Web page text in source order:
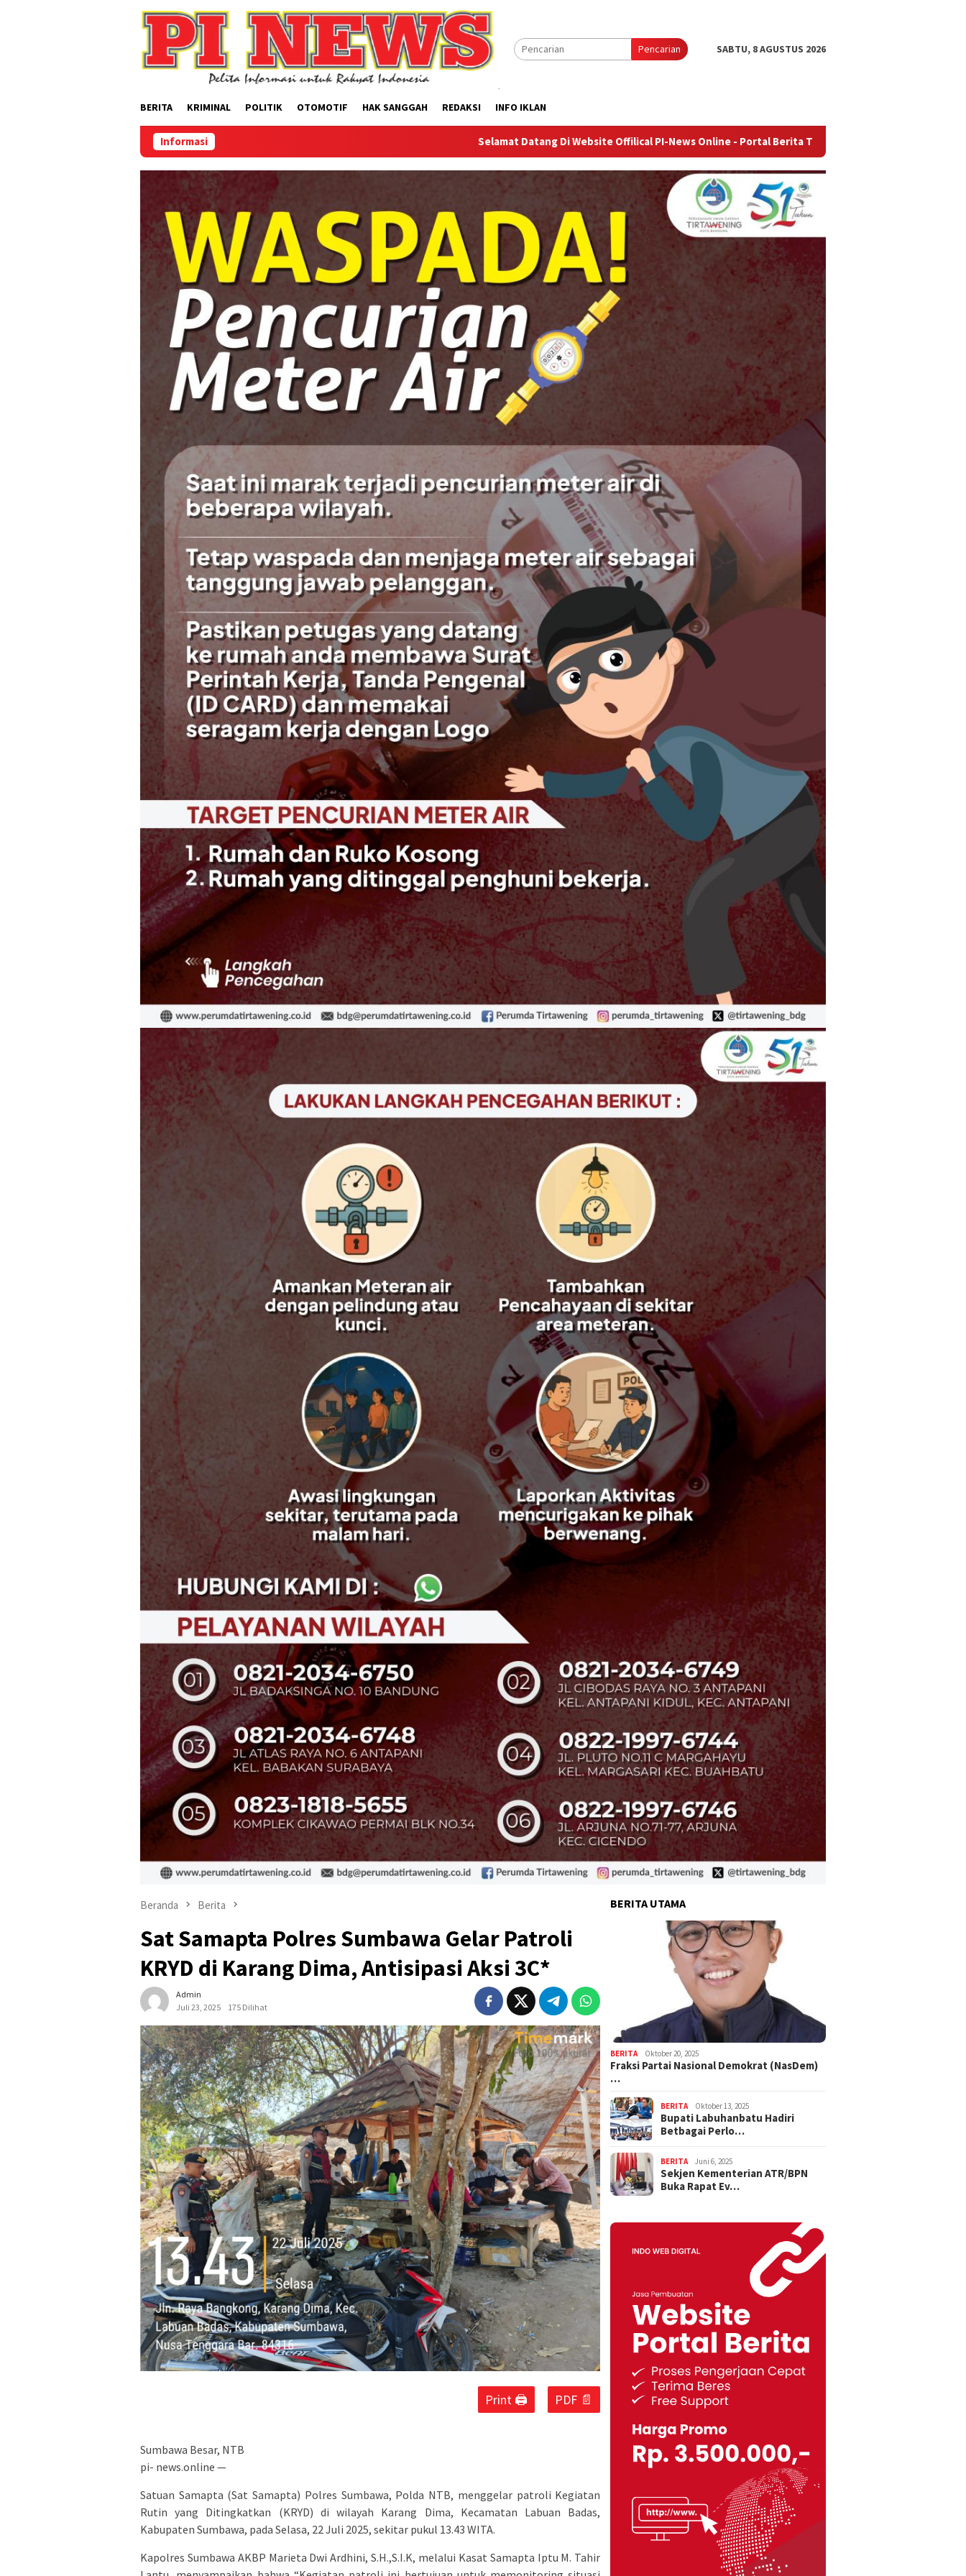
Pencarian
SABTU, 8 AGUSTUS 2026
BERITA KRIMINAL POLITIK OTOMOTIF HAK SANGGAH REDAKSI INFO IKLAN
Informasi Selamat Datang Di Website Offilical PI-News Online - Portal Berita Terupdate & Terpercaya
Beranda Berita
Sat Samapta Polres Sumbawa Gelar Patroli
KRYD di Karang Dima, Antisipasi Aksi 3C*
Admin
Juli 23, 2025
175 Dilihat
Print 🖨 PDF 📄
Sumbawa Besar, NTB
pi- news.online —
Satuan Samapta (Sat Samapta) Polres Sumbawa, Polda NTB, menggelar patroli Kegiatan
Rutin yang Ditingkatkan (KRYD) di wilayah Karang Dima, Kecamatan Labuan Badas,
Kabupaten Sumbawa, pada Selasa, 22 Juli 2025, sekitar pukul 13.43 WITA.
Kapolres Sumbawa AKBP Marieta Dwi Ardhini, S.H.,S.I.K, melalui Kasat Samapta Iptu M. Tahir
BERITA UTAMA
BERITA Oktober 20, 2025
Fraksi Partai Nasional Demokrat (NasDem)
…
BERITA Oktober 13, 2025
Bupati Labuhanbatu Hadiri
Betbagai Perlo…
BERITA Juni 6, 2025
Sekjen Kementerian ATR/BPN
Buka Rapat Ev…